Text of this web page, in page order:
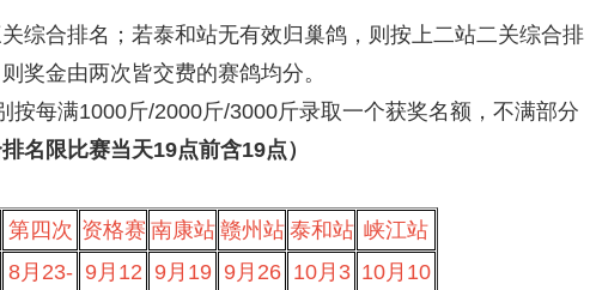
综合排名；若泰和站无有效归巢鸽，则按上二站二关综合排
奖金由两次皆交费的赛鸽均分。
按每满1000斤/2000斤/3000斤录取一个获奖名额，不满部分
排名限比赛当天19点前含19点）
第四次 资格赛 南康站 赣州站 泰和站 峡江站
8月23- 9月12 9月19 9月26 10月3 10月10